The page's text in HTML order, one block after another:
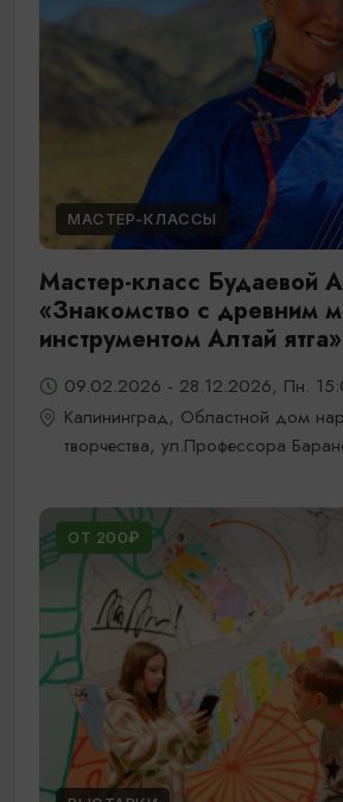
МАСТЕР-КЛАССЫ
Мастер-класс Будаевой
«Знакомство с древним
инструментом Алтай ятга»
09.02.2026 - 28.12.2026, Пн.
Калининград, Областной дом
творчества, ул.Профессора
ОТ 200₽